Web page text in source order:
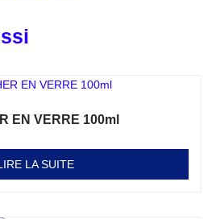
EN VERRE 100ml
LA SUITE